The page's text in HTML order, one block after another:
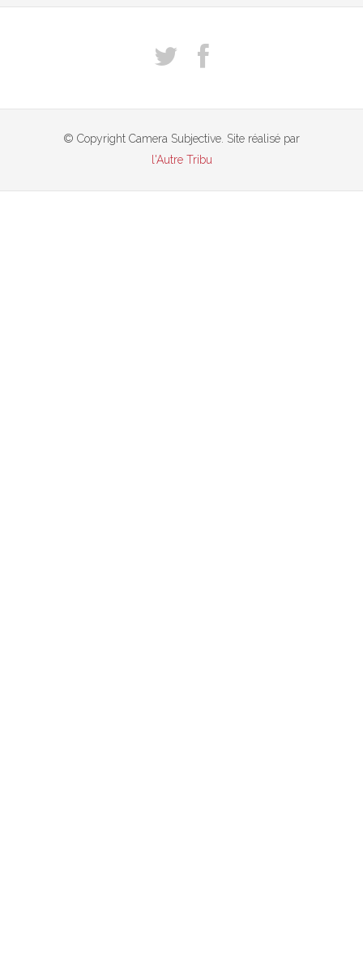
© Copyright Camera Subjective. Site réalisé par
l'Autre Tribu